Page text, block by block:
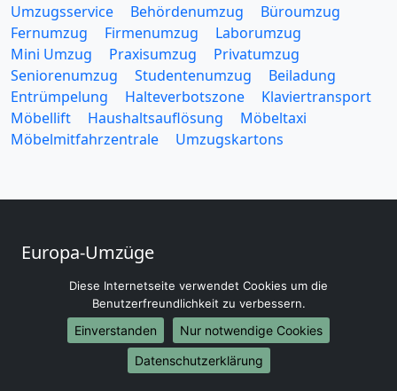
Umzugsservice Behördenumzug
Büroumzug
Fernumzug
Firmenumzug
Laborumzug
Mini Umzug
Praxisumzug
Privatumzug
Seniorenumzug
Studentenumzug
Beiladung
Entrümpelung
Halteverbotszone
Klaviertransport
Möbellift
Haushaltsauflösung
Möbeltaxi
Möbelmitfahrzentrale
Umzugskartons
Europa-Umzüge
Umzug von Cottbus nach Belarus
Umzug von Cottbus nach Belgien
Umzug von Cottbus nach Bulgarien
Umzug von Cottbus nach Dänemark
Umzug von Cottbus nach England
Diese Internetseite verwendet Cookies um die
Benutzerfreundlichkeit zu verbessern.
Einverstanden
Nur notwendige Cookies
Datenschutzerklärung